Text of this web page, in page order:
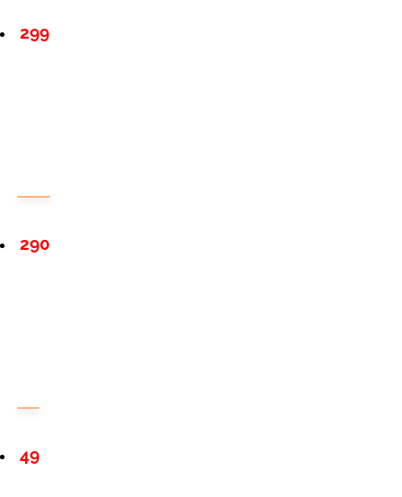
299
290
49